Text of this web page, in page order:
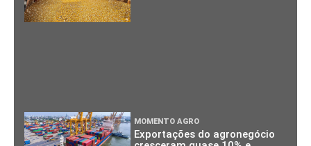
MOMENTO AGRO
Exportações do agronegócio